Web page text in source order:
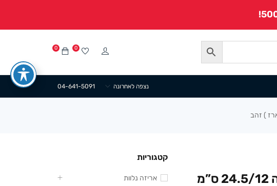
0 0
04-641-5091 נצפה לאחרונה
מגש TA פלסטיק עם מכסה 24.5/12 ס”מ
קטגוריות
אריזה נלוות